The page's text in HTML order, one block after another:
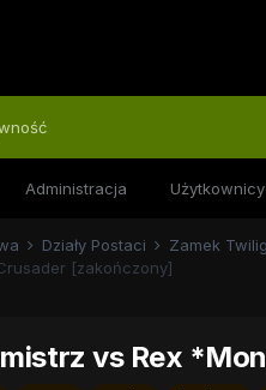
Administracja
Działy Postaci Zamek
[zakończony]
vs Rex